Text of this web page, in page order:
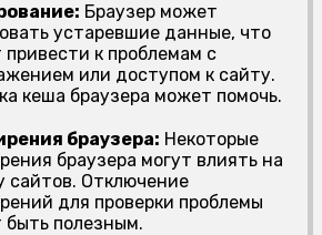
Браузер может
устаревшие данные, что
к проблемам с
или доступом к сайту.
кеша браузера может помочь.
браузера: Некоторые
браузера могут влиять на
сайтов. Отключение
для проверки проблемы
полезным.